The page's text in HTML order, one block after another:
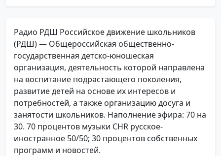
Радио РДШ Российское движение школьников
(РДШ) — Общероссийская общественно-
государственная детско-юношеская
организация, деятельность которой направлена
на воспитание подрастающего поколения,
развитие детей на основе их интересов и
потребностей, а также организацию досуга и
занятости школьников. Наполнение эфира: 70 на
30. 70 процентов музыки CHR русское-
иностранное 50/50; 30 процентов собственных
программ и новостей.